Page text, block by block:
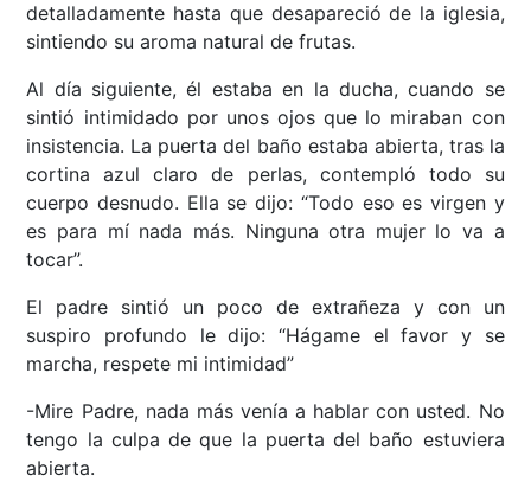
detalladamente hasta que desapareció de la iglesia,
sintiendo su aroma natural de frutas.
Al día siguiente, él estaba en la ducha, cuando se
sintió intimidado por unos ojos que lo miraban con
insistencia. La puerta del baño estaba abierta, tras la
cortina azul claro de perlas, contempló todo su
cuerpo desnudo. Ella se dijo: “Todo eso es virgen y
es para mí nada más. Ninguna otra mujer lo va a
tocar”.
El padre sintió un poco de extrañeza y con un
suspiro profundo le dijo: “Hágame el favor y se
marcha, respete mi intimidad”
-Mire Padre, nada más venía a hablar con usted. No
tengo la culpa de que la puerta del baño estuviera
abierta.